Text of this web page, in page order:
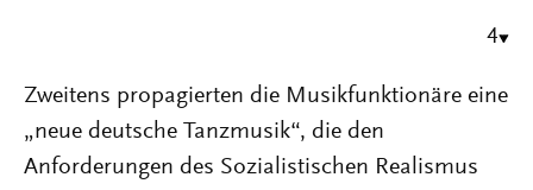
4
Zweitens propagierten die Musikfunktionäre eine
„neue deutsche Tanzmusik“, die den
Anforderungen des Sozialistischen Realismus